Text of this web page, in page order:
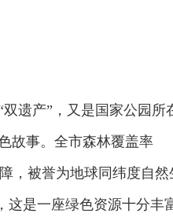
遗产”，又是国家公园所
故事。全市森林覆盖率
，被誉为地球同纬度自然
这是一座绿色资源十分丰